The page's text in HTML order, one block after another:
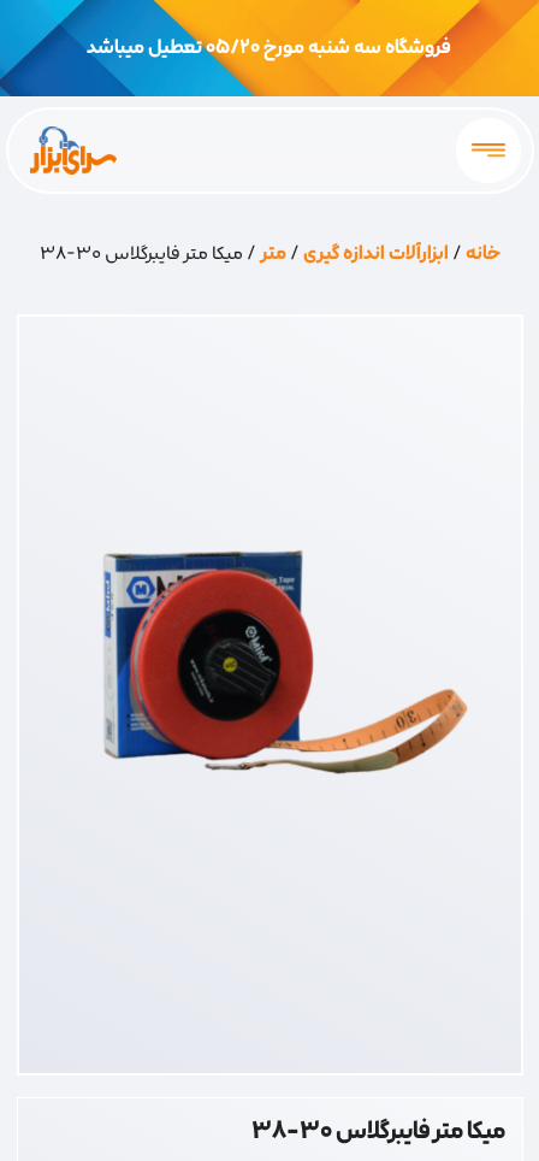
فروشگاه سه شنبه مورخ 05/20 تعطیل میباشد
خانه/ابزارآلات اندازه گیری/متر/ میکا متر فایبرگلاس 30-38
میکا متر فایبرگلاس 30-38